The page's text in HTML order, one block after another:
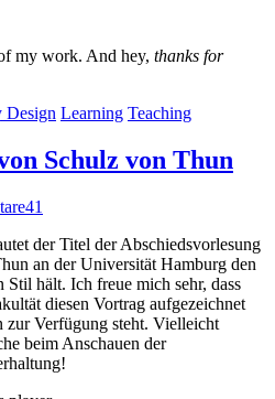
my work. And hey, thanks for
Design Learning Teaching
Schulz von Thun
41
der Titel der Abschiedsvorlesung
an der Universität Hamburg den
Stil hält. Ich freue mich sehr, dass
diesen Vortrag aufgezeichnet
zur Verfügung steht. Vielleicht
beim Anschauen der